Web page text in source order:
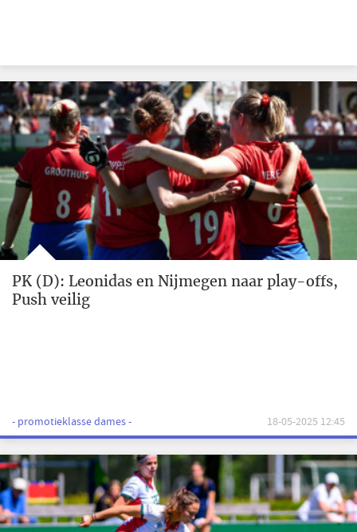
PK (D): Leonidas en Nijmegen naar play-offs,
Push veilig
- promotieklasse dames - 18-05-2025 12:45